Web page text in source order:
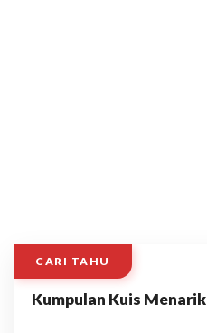
CARI TAHU
Kumpulan Kuis Menarik